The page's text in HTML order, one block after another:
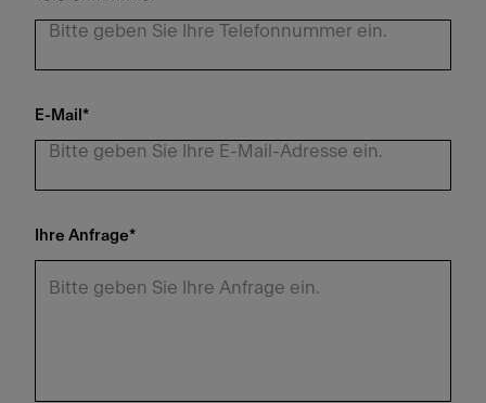
E-Mail *
Ihre Anfrage*